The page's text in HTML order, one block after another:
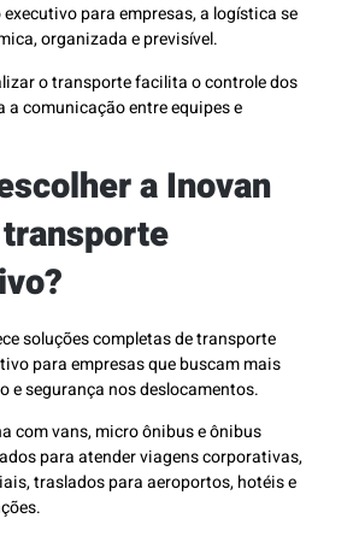
para empresas, a logística se
organizada e previsível.
o transporte facilita o controle dos
a comunicação entre equipes e
a Inovan
soluções completas de transporte
para empresas que buscam mais
e segurança nos deslocamentos.
com vans, micro ônibus e ônibus
para atender viagens corporativas,
traslados para aeroportos, hotéis e